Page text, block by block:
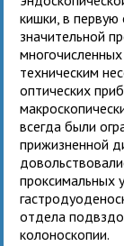
кишки, в
значительной
техническим
оптических
всегда были
прижизненной
проксимальных
отдела
колоноскопии.